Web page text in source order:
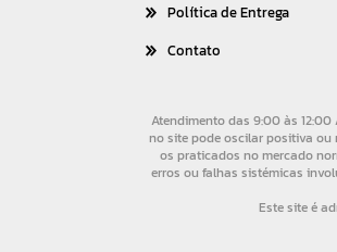
Política de Entrega
Contato